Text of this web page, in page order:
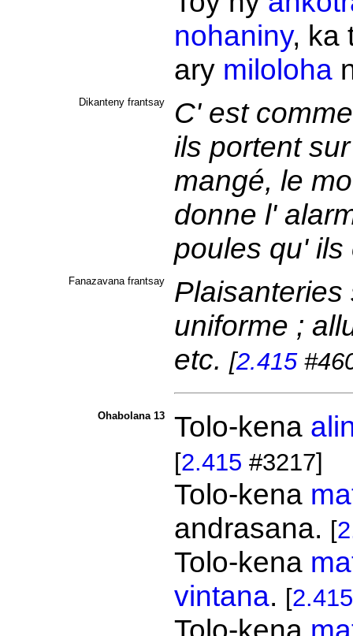
nohaniny, ka
ary miloloha
Dikanteny frantsay
C' est
ils portent
mangé, le
donne l'
poules qu'
Fanazavana frantsay
Plaisanteries
uniforme ;
etc. [2.415
Ohabolana 13 Tolo-kena
[2.415 #3217]
Tolo-kena
andrasana. [
Tolo-kena
vintana. [2.415